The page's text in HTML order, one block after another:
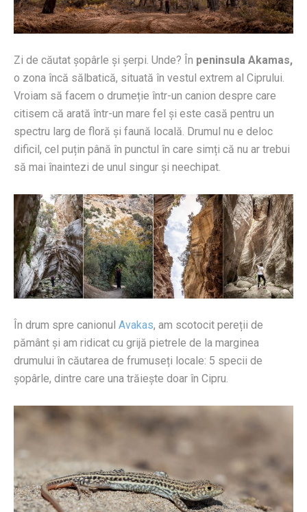
Zi de căutat șopârle și șerpi. Unde? În peninsula Akamas,
o zona încă sălbatică, situată în vestul extrem al Ciprului.
Vroiam să facem o drumeție într-un canion despre care
citisem că arată într-un mare fel și este casă pentru un
spectru larg de floră și faună locală. Drumul nu e deloc
dificil, cel puțin până în punctul în care simți că nu ar trebui
să mai înaintezi de unul singur și neechipat.
În drum spre canionul Avakas, am scotocit pereții de
pământ și am ridicat cu grijă pietrele de la marginea
drumului în căutarea de frumuseți locale: 5 specii de
șopârle, dintre care una trăiește doar în Cipru.